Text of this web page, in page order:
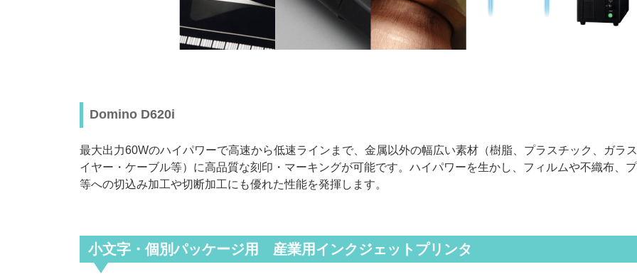
Domino D620i
最大出力60Wのハイパワーで高速から低速ラインまで、金属以外の幅広い素材（樹脂、プラスチック、ガラ
イヤー・ケーブル等）に高品質な刻印・マーキングが可能です。ハイパワーを生かし、フィルムや不織布、
等への切込み加工や切断加工にも優れた性能を発揮します。
小文字・個別パッケージ用 産業用インクジェットプリンタ